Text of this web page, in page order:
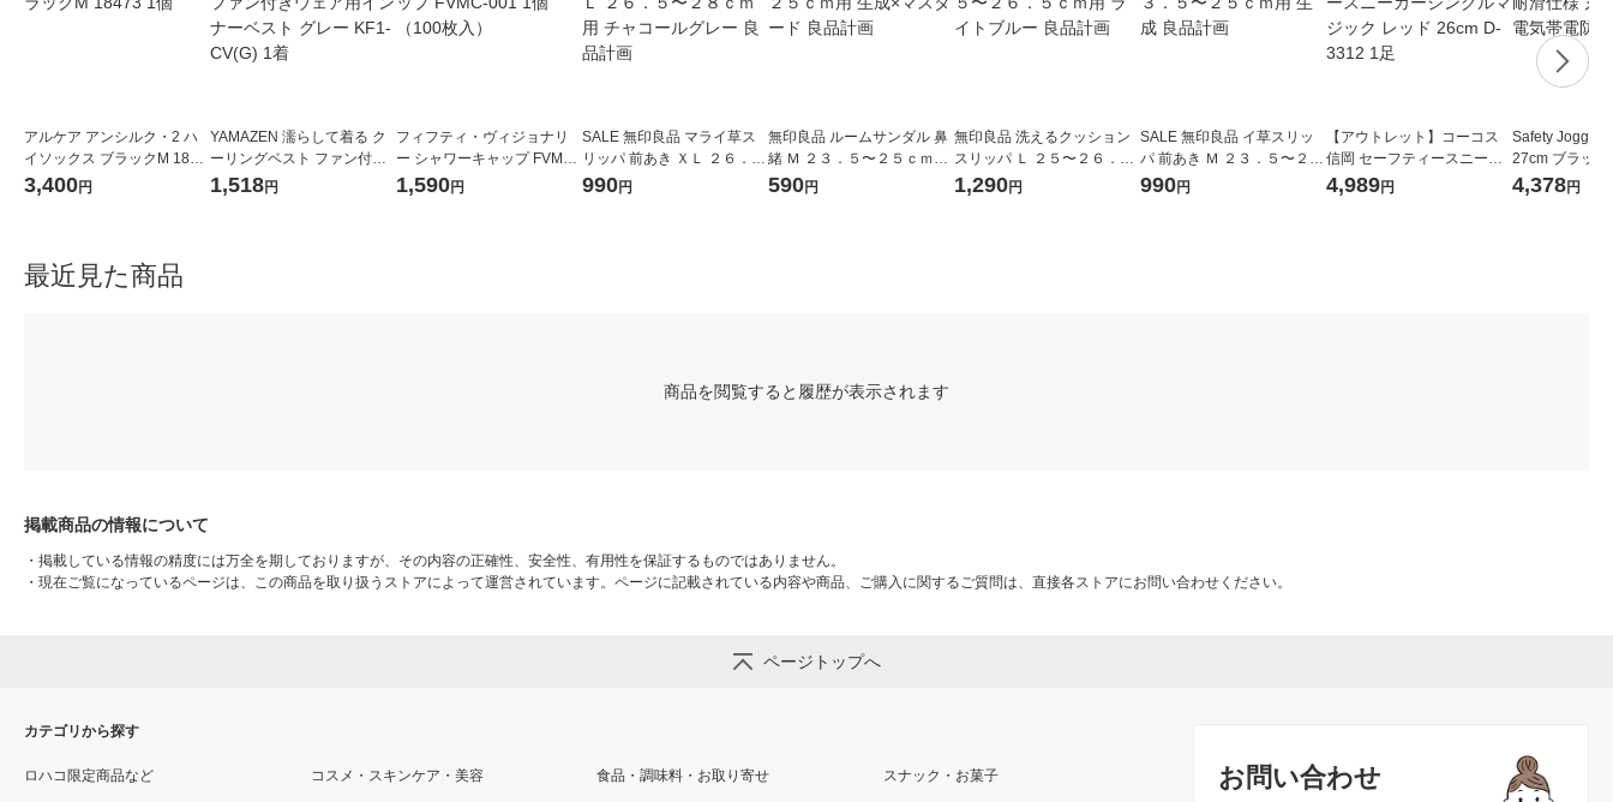
アルケア アンシルク・2 ハ
イソックス ブラックM 1847
3 1個
3,400円
YAMAZEN 濡らして着る ク
ーリングベスト ファン付き
ウェア用インナーベスト グ
1,518円
フィフティ・ヴィジョナリ
ー シャワーキャップ FVMC-
001 1個（100枚入）
1,590円
SALE 無印良品 マライ草ス
リッパ 前あき ＸＬ ２６．
５〜２８ｃｍ用 チャコール
990円
無印良品 ルームサンダル 鼻
緒 Ｍ ２３．５〜２５ｃｍ用
生成×マスタード 良品計画
590円
無印良品 洗えるクッション
スリッパ Ｌ ２５〜２６．５
ｃｍ用 ライトブルー 良品計
1,290円
SALE 無印良品 イ草スリッ
パ 前あき Ｍ ２３．５〜２５
ｃｍ用 生成 良品計画
990円
【アウトレット】コーコス
信岡 セーフティースニーカ
ーシングルマジック レッド
4,989円
Safety Jogger
27cm ブラック
洗い可能 静電
4,378円
最近見た商品
商品を閲覧すると履歴が表示されます
掲載商品の情報について
・ 掲載している情報の精度には万全を期しておりますが、その内容の正確性、安全性、有用性を保証するものではありません。
・ 現在ご覧になっているページは、この商品を取り扱うストアによって運営されています。ページに記載されている内容や商品、ご購入に関するご質問は、直接各ストアにお問い合わせください。
ページトップへ
お問い合わせ
カテゴリから探す
ロハコ限定商品など コスメ・スキンケア・美容 食品・調味料・お取り寄せ スナック・お菓子